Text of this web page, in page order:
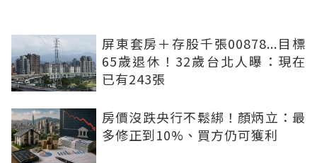
屏東套房＋存股千張00878...目標
65歲退休！32歲台北人曝：現在
已有243張
房價沒跌央行不鬆綁！顏炳立：最
多修正到10%、買方仍可獲利